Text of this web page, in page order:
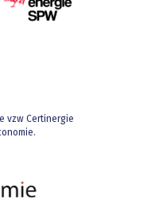
vzw Certinergie